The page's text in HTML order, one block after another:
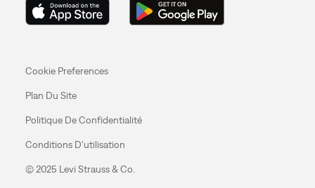
Cookie Preferences
Plan Du Site
Politique De Confidentialité
Conditions D’utilisation
© 2025 Levi Strauss & Co.